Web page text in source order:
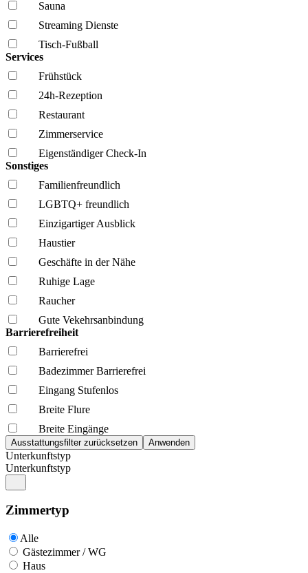
Sauna
Streaming Dienste
Tisch-Fußball
Services
Frühstück
24h-Rezeption
Restaurant
Zimmerservice
Eigenständiger Check-In
Sonstiges
Familien­freundlich
LGBTQ+ freundlich
Einzigartiger Ausblick
Haustier
Geschäfte in der Nähe
Ruhige Lage
Raucher
Gute Vekehrsanbindung
Barrierefreiheit
Barrierefrei
Badezimmer Barrierefrei
Eingang Stufenlos
Breite Flure
Breite Eingänge
Unterkunftstyp
Unterkunftstyp
Zimmertyp
Alle
Gästezimmer / WG
Haus